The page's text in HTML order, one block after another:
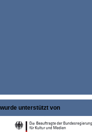
wurde unterstützt von